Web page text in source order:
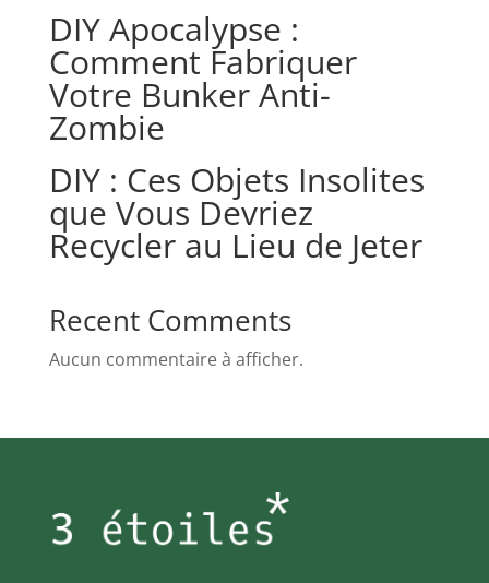
DIY Apocalypse :
Comment Fabriquer
Votre Bunker Anti-
Zombie
DIY : Ces Objets Insolites
que Vous Devriez
Recycler au Lieu de Jeter
Recent Comments
Aucun commentaire à afficher.